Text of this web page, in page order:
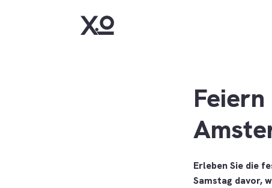
Erleben Sie die
Samstag davor,